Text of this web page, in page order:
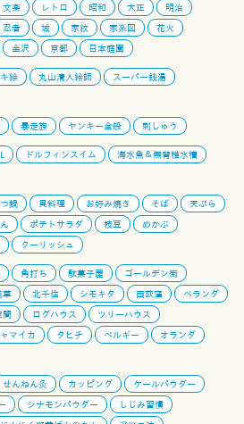
文楽 レトロ 昭和 大正
明治
忍者 城 家紋 家系図
花火
金沢 京都 日本庭園
絵 丸山清人絵師
スーパー銭湯
暴走族 ヤンキー全般 刺しゅう
ドルフィンスイム
海水魚＆無脊椎水槽
鍋 貝料理 お好み焼き そば
天ぷら
ポテトサラダ 枝豆
めかぶ
クーリッシュ
角打ち 駄菓子屋
ゴールデン街
草 北千住 シモキタ 西荻窪
ベランダ
間 ログハウス
ツリーハウス
マイカ タヒチ ベルギー
オランダ
せんねん灸 カッピング
ケールパウダー
シナモンパウダー
しじみ習慣